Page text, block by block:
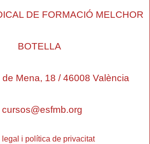
DE FORMACIÓ MELCHOR
BOTELLA
Mena, 18 / 46008 València
cursos@esfmb.org
legal i política de privacitat